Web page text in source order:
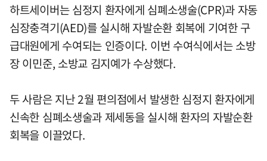
하트세이버는 심정지 환자에게 심폐소생술(CPR)과 자동
심장충격기(AED)를 실시해 자발순환 회복에 기여한 구
급대원에게 수여되는 인증이다. 이번 수여식에서는 소방
장 이민준, 소방교 김지예가 수상했다.
두 사람은 지난 2월 편의점에서 발생한 심정지 환자에게
신속한 심폐소생술과 제세동을 실시해 환자의 자발순환
회복을 이끌었다.